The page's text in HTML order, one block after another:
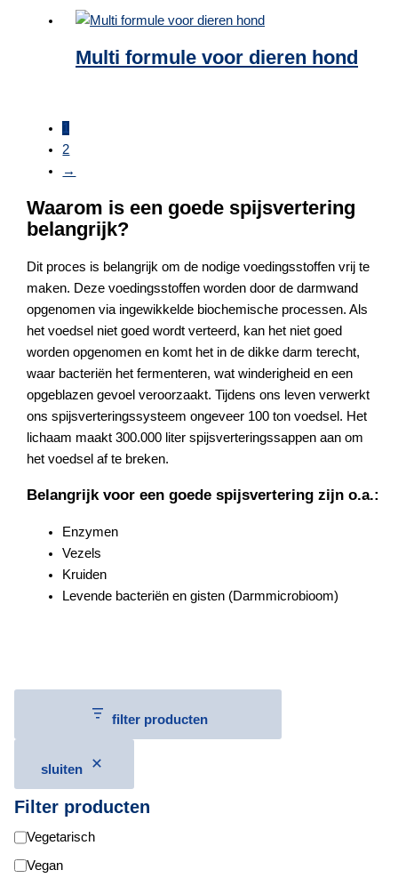
filter producten
sluiten
Filter producten
D
i
Vegetarisch
Vegan
Multi formule voor dieren hond
1
2
→
Waarom is een goede spijsvertering
belangrijk?
Dit proces is belangrijk om de nodige voedingsstoffen vrij te
maken. Deze voedingsstoffen worden door de darmwand
opgenomen via ingewikkelde biochemische processen. Als
het voedsel niet goed wordt verteerd, kan het niet goed
worden opgenomen en komt het in de dikke darm terecht,
waar bacteriën het fermenteren, wat winderigheid en een
opgeblazen gevoel veroorzaakt. Tijdens ons leven verwerkt
ons spijsverteringssysteem ongeveer 100 ton voedsel. Het
lichaam maakt 300.000 liter spijsverteringssappen aan om
het voedsel af te breken.
Belangrijk voor een goede spijsvertering zijn o.a.:
Enzymen
Vezels
Kruiden
Levende bacteriën en gisten (Darmmicrobioom)